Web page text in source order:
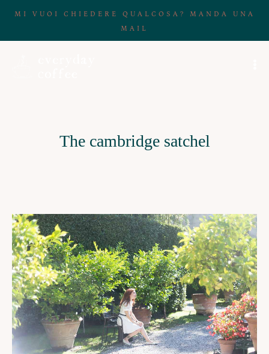
MI VUOI CHIEDERE QUALCOSA? MANDA UNA
MAIL
The cambridge satchel